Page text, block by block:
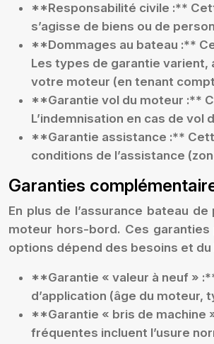
**Responsabilité civile :**
s’agisse de biens ou de
**Dommages au bateau :**
Les types de garantie varient,
votre moteur (en tenant
**Garantie vol du moteur :**
L’indemnisation en cas de
**Garantie assistance :**
conditions de l’assistance
Garanties
En plus de l’assurance bateau
moteur hors-bord. Ces
options dépend des besoins et
**Garantie « valeur à neuf »
d’application (âge du
**Garantie « bris de machine
fréquentes incluent l’usure